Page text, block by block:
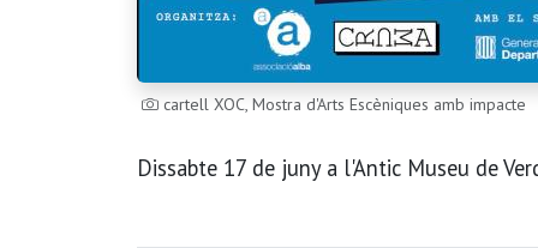
cartell XOC, Mostra d'Arts Escèniques amb impacte
Dissabte 17 de juny a l'Antic Museu de